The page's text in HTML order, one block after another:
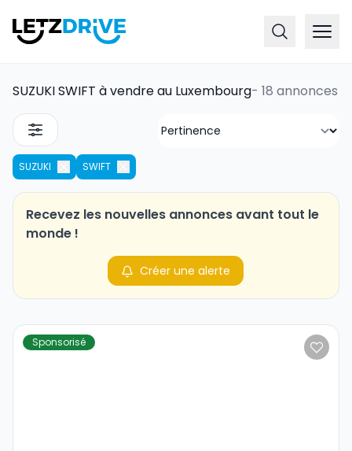
SUZUKI SWIFT à vendre au Luxembourg- 18 annonces
SUZUKI SWIFT
Recevez les nouvelles annonces avant tout le
monde !
Créer une alerte
Sponsorisé